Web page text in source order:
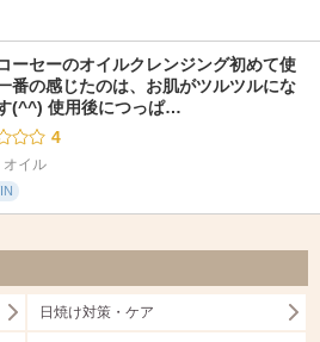
ーセーのオイルクレンジング初めて使
番の感じたのは、お肌がツルツルにな
(^^) 使用後につっぱ…
4
オイル
日焼け対策・ケア